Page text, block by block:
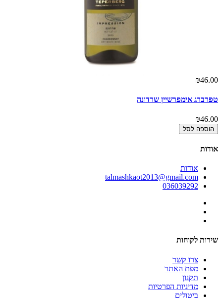
₪46.00
טפרברג אימפרשיין שרדונה
₪46.00
הוספה לסל
אודות
אודות
talmashkaot2013@gmail.com
036039292
שירות לקוחות
צרו קשר
מפת האתר
תקנון
מדיניות הפרטיות
ביטולים